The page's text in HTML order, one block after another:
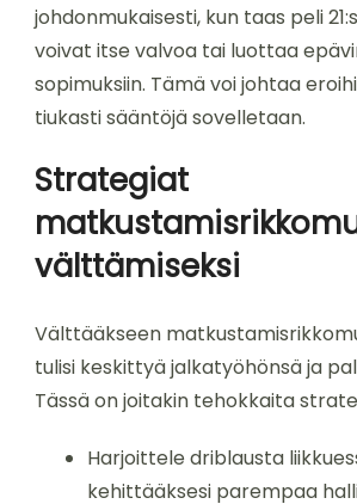
johdonmukaisesti, kun taas peli
voivat itse valvoa tai luottaa
sopimuksiin. Tämä voi johtaa
tiukasti sääntöjä sovelletaan.
Strategiat
välttämiseksi
Välttääkseen
tulisi keskittyä jalkatyöhönsä ja
Tässä on joitakin tehokkaita
Harjoittele driblausta
kehittääksesi parempaa